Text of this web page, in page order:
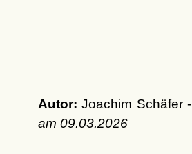
Autor: Joachim Schäfer -
am 09.03.2026